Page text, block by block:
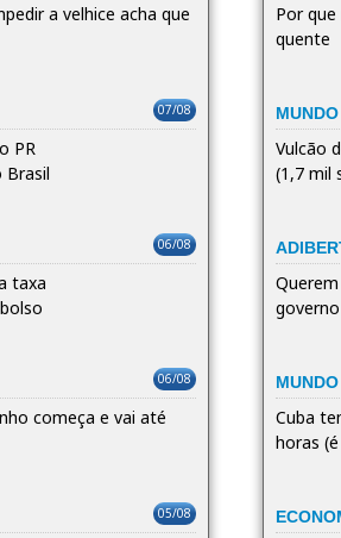
a velhice acha que
07/08
PR
Brasil
06/08
taxa
06/08
começa e vai até
05/08
Por
quente
MUNDO
Vulcão
(1,7 mil
governo
MUNDO
Cuba
horas